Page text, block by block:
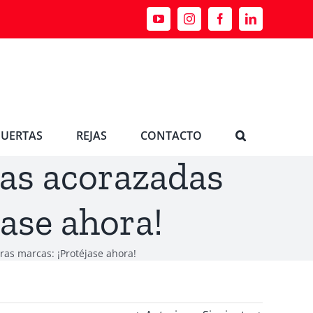
YouTubeInstagramFacebookLinkedIn
REJAS CONTACTO
acorazadas
ahora!
marcas: ¡Protéjase ahora!